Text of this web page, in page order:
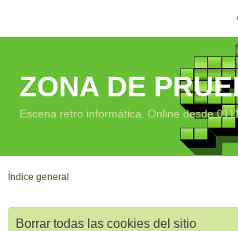
ZONA DE
Escena retro informática. Online desde
Índice general
Borrar todas las cookies del sitio